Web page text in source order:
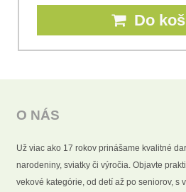
Do
O NÁS
Už viac ako 17 rokov prinášame kvalitné
narodeniny, sviatky či výročia. Objavte
vekové kategórie, od detí až po seniorov, s